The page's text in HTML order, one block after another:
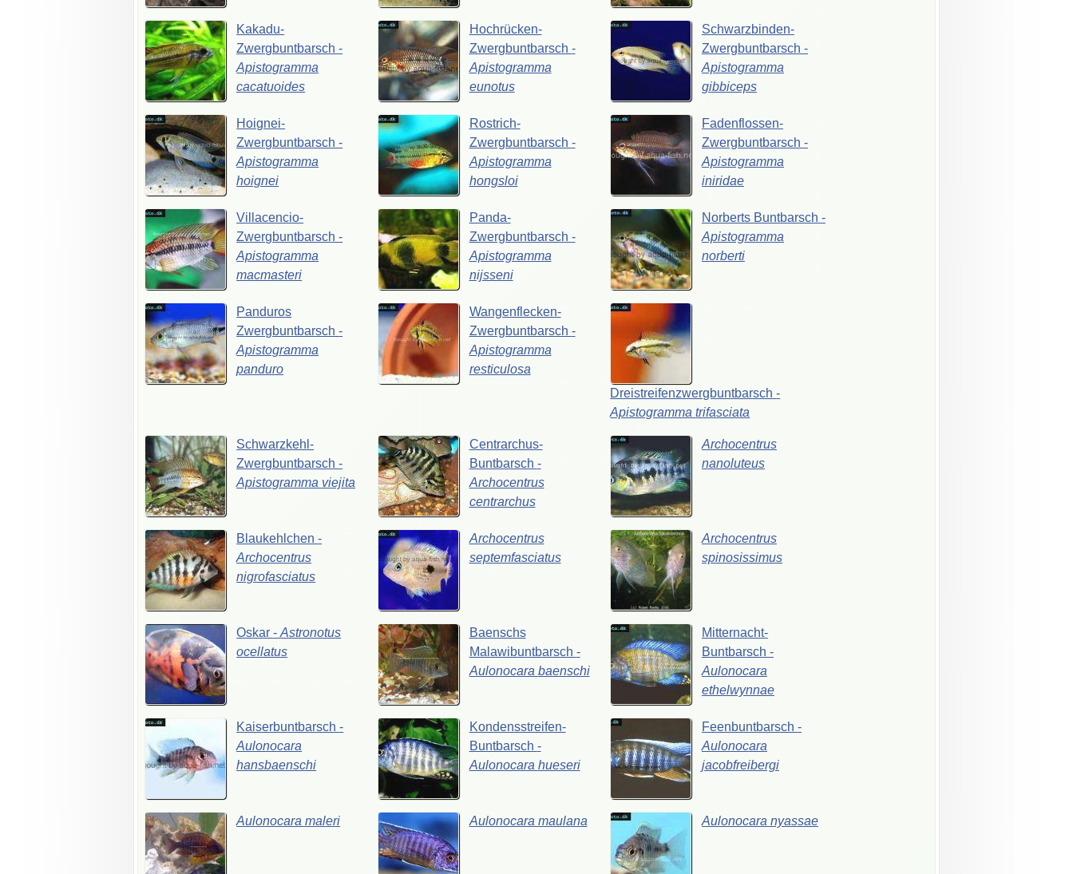
Kakadu-
Zwergbuntbarsch-
Apistogramma
cacatuoides
Hochrücken-
Zwergbuntbarsch -
Apistogramma
eunotus
Schwarzbinden-
Zwergbuntbarsch -
Apistogramma
gibbiceps
Hoignei-
Zwergbuntbarsch-
Apistogramma
hoignei
Rostrich-
Zwergbuntbarsch -
Apistogramma
hongsloi
Fadenflossen-
Zwergbuntbarsch -
Apistogramma
iniridae
Villacencio-
Zwergbuntbarsch-
Apistogramma
macmasteri
Panda-
Zwergbuntbarsch -
Apistogramma
nijsseni
Norberts Buntbarsch -
Apistogramma
norberti
Panduros
Zwergbuntbarsch-
Apistogramma
panduro
Wangenflecken-
Zwergbuntbarsch -
Apistogramma
resticulosa
Dreistreifenzwergbuntbarsch-
Apistogrammatrifasciata
Schwarzkehl-
Zwergbuntbarsch-
Apistogramma viejita
Centrarchus-
Buntbarsch -
Archocentrus
centrarchus
Archocentrus
nanoluteus
Blaukehlchen-
Archocentrus
nigrofasciatus
Archocentrus
septemfasciatus
Archocentrus
spinosissimus
Oskar-Astronotus
ocellatus
Baenschs
Malawibuntbarsch -
Aulonocara baenschi
Mitternacht-
Buntbarsch -
Aulonocara
ethelwynnae
Kaiserbuntbarsch-
Aulonocara
hansbaenschi
Kondensstreifen-
Buntbarsch -
Aulonocara hueseri
Feenbuntbarsch -
Aulonocara
jacobfreibergi
Aulonocaramaleri Aulonocara maulana Aulonocara nyassae